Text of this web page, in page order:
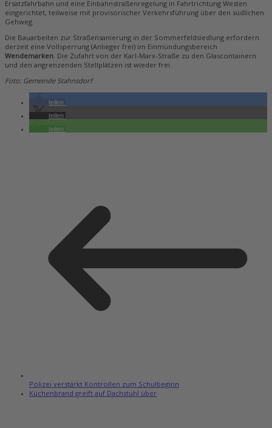
Ersatzfahrbahn und eine Einbahnstraßenregelung in Fahrtrichtung Westen
eingerichtet, teilweise mit provisorischer Verkehrsführung über den südlichen
Gehweg.
Die Bauarbeiten zur Straßensanierung in der Sommerfeldsiedlung erfordern
derzeit eine Vollsperrung (Anlieger frei) im Einmündungsbereich
Wendemarken. Die Zufahrt von der Karl-Marx-Straße zu den Glascontainern
und den angrenzenden Stellplätzen ist wieder frei.
Foto: Gemeinde Stahnsdorf
teilen
teilen
teilen
Polizei verstärkt Kontrollen zum Schulbeginn
Küchenbrand greift auf Dachstuhl über